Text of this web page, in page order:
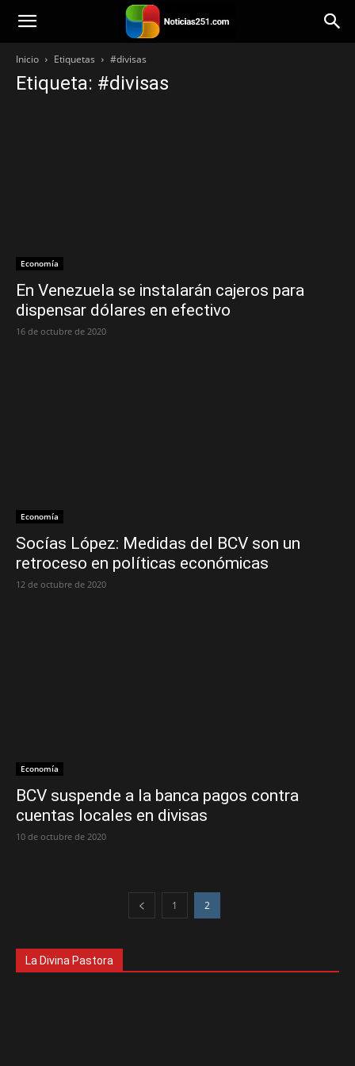
Noticias251
Inicio Etiquetas #divisas
Etiqueta: #divisas
Economía
En Venezuela se instalarán cajeros para
dispensar dólares en efectivo
16 de octubre de 2020
Economía
Socías López: Medidas del BCV son un
retroceso en políticas económicas
12 de octubre de 2020
Economía
BCV suspende a la banca pagos contra
cuentas locales en divisas
10 de octubre de 2020
1 2
La Divina Pastora